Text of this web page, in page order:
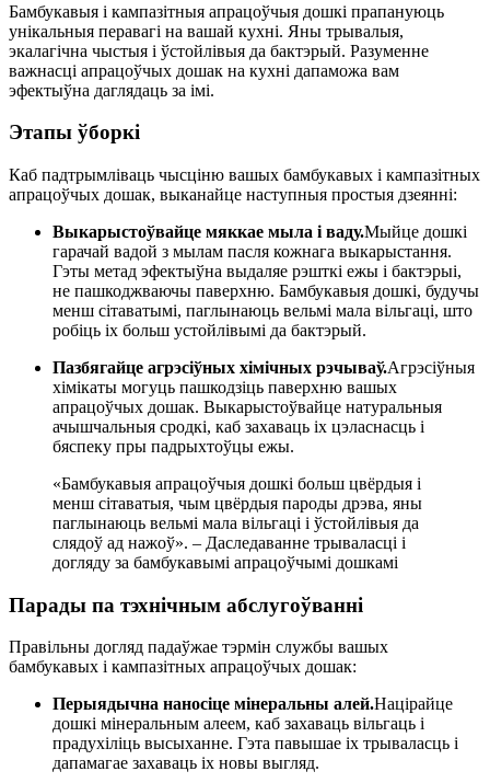
Бамбукавыя і кампазітныя апрацоўчыя дошкі прапануюць
унікальныя перавагі на вашай кухні. Яны трывалыя,
экалагічна чыстыя і ўстойлівыя да бактэрый. Разуменне
важнасці апрацоўчых дошак на кухні дапаможа вам
эфектыўна даглядаць за імі.
Этапы ўборкі
Каб падтрымліваць чысціню вашых бамбукавых і кампазітных
апрацоўчых дошак, выканайце наступныя простыя дзеянні:
Выкарыстоўвайце мяккае мыла і ваду.Мыйце дошкі
гарачай вадой з мылам пасля кожнага выкарыстання.
Гэты метад эфектыўна выдаляе рэшткі ежы і бактэрыі,
не пашкоджваючы паверхню. Бамбукавыя дошкі, будучы
менш сітаватымі, паглынаюць вельмі мала вільгаці, што
робіць іх больш устойлівымі да бактэрый.
Пазбягайце агрэсіўных хімічных рэчываў.Агрэсіўныя
хімікаты могуць пашкодзіць паверхню вашых
апрацоўчых дошак. Выкарыстоўвайце натуральныя
ачышчальныя сродкі, каб захаваць іх цэласнасць і
бяспеку пры падрыхтоўцы ежы.
«Бамбукавыя апрацоўчыя дошкі больш цвёрдыя і
менш сітаватыя, чым цвёрдыя пароды дрэва, яны
паглынаюць вельмі мала вільгаці і ўстойлівыя да
слядоў ад нажоў». – Даследаванне трываласці і
догляду за бамбукавымі апрацоўчымі дошкамі
Парады па тэхнічным абслугоўванні
Правільны догляд падаўжае тэрмін службы вашых
бамбукавых і кампазітных апрацоўчых дошак:
Перыядычна наносіце мінеральны алей.Націрайце
дошкі мінеральным алеем, каб захаваць вільгаць і
прадухіліць высыханне. Гэта павышае іх трываласць і
дапамагае захаваць іх новы выгляд.